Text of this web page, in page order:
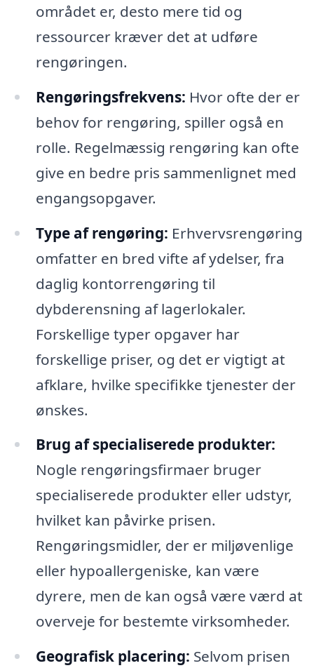
området er, desto mere tid og
ressourcer kræver det at udføre
rengøringen.
Rengøringsfrekvens: Hvor ofte der er
behov for rengøring, spiller også en
rolle. Regelmæssig rengøring kan ofte
give en bedre pris sammenlignet med
engangsopgaver.
Type af rengøring: Erhvervsrengøring
omfatter en bred vifte af ydelser, fra
daglig kontorrengøring til
dybderensning af lagerlokaler.
Forskellige typer opgaver har
forskellige priser, og det er vigtigt at
afklare, hvilke specifikke tjenester der
ønskes.
Brug af specialiserede produkter:
Nogle rengøringsfirmaer bruger
specialiserede produkter eller udstyr,
hvilket kan påvirke prisen.
Rengøringsmidler, der er miljøvenlige
eller hypoallergeniske, kan være
dyrere, men de kan også være værd at
overveje for bestemte virksomheder.
Geografisk placering: Selvom prisen